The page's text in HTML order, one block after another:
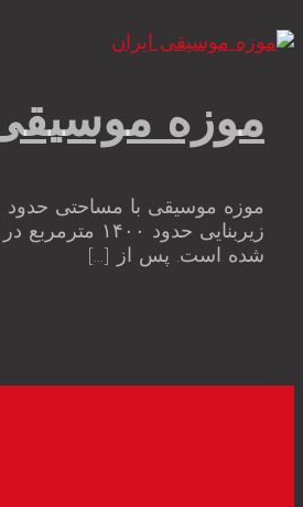
موسیقی
موزه موسیقی با مساحتی حدود
زیربنایی حدود ۱۴۰۰ مترمربع در ۳ طبقه
پس از […]